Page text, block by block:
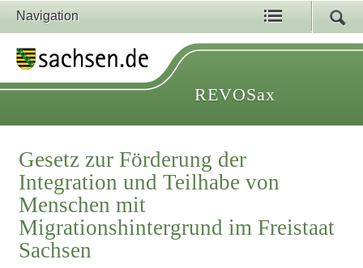
Navigation
REVOSax
Gesetz zur Förderung der
Integration und Teilhabe von
Menschen mit
Migrationshintergrund im Freistaat
Sachsen